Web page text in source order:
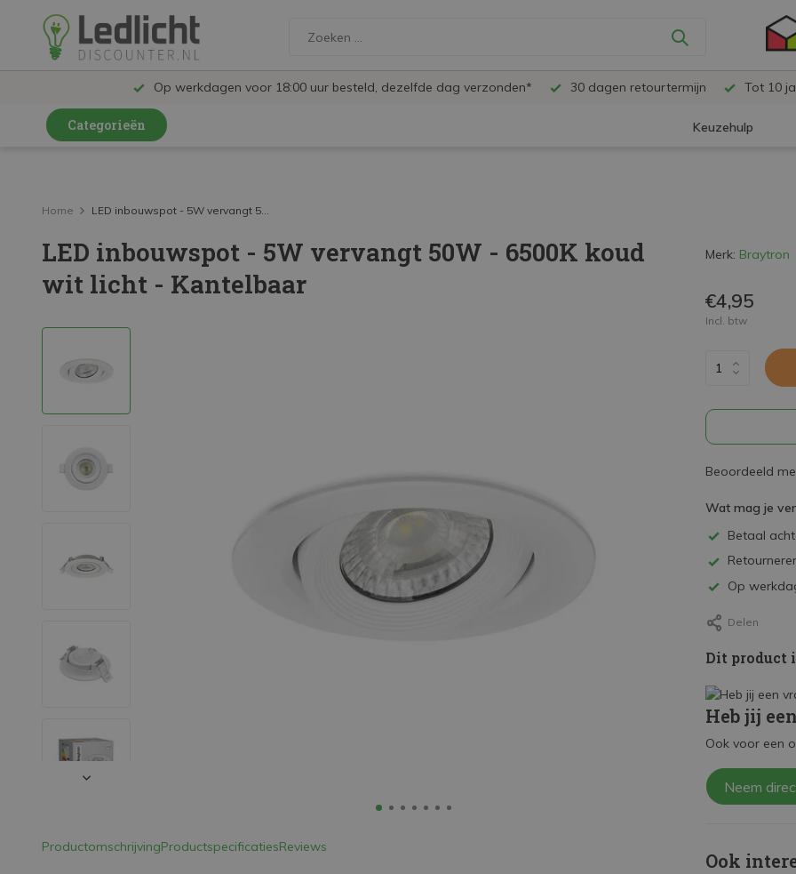
Op werkdagen voor 18:00 uur besteld, dezelfde dag verzonden* 30 dagen retourtermijn Tot 10
Categorieën Keuzehulp
LED Railspots
LED Panelen
LED TL
LED High Bay lampen
LED Buitenverlichting
Mega Sale
Home LED inbouwspot - 5W vervangt 5...
LED inbouwspot - 5W vervangt 50W - 6500K koud
wit licht - Kantelbaar
ProductomschrijvingProductspecificatiesReviews
Merk: Braytron
€4,95
Incl. btw
Beoordeeld
Wat mag je
Betaal
Op
Delen
Dit product
Heb jij
Ook voor een
Neem
Ook